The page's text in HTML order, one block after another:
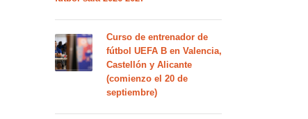
Curso de entrenador de
fútbol UEFA B en Valencia,
Castellón y Alicante
(comienzo el 20 de
septiembre)